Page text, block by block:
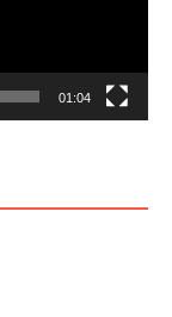
01:04